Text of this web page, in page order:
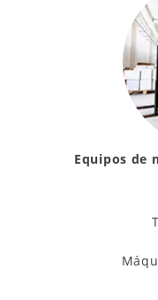
Equipos de